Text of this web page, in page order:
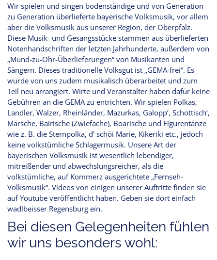
Wir spielen und singen bodenständige und von Generation
zu Generation überlieferte bayerische Volksmusik, vor allem
aber die Volksmusik aus unserer Region, der Oberpfalz.
Diese Musik- und Gesangsstücke stammen aus überlieferten
Notenhandschriften der letzten Jahrhunderte, außerdem von
„Mund-zu-Ohr-Überlieferungen“ von Musikanten und
Sängern. Dieses traditionelle Volksgut ist „GEMA-frei“. Es
wurde von uns zudem musikalisch überarbeitet und zum
Teil neu arrangiert. Wirte und Veranstalter haben dafür keine
Gebühren an die GEMA zu entrichten. Wir spielen Polkas,
Landler, Walzer, Rheinländer, Mazurkas, Galopp‘, Schottisch‘,
Märsche, Bairische (Zwiefache), Boarische und Figurentänze
wie z. B. die Sternpolka, d‘ schöi Marie, Kikeriki etc., jedoch
keine volkstümliche Schlagermusik. Unsere Art der
bayerischen Volksmusik ist wesentlich lebendiger,
mitreißender und abwechslungsreicher, als die
volkstümliche, auf Kommerz ausgerichtete „Fernseh-
Volksmusik“. Videos von einigen unserer Auftritte finden sie
auf Youtube veröffentlicht haben. Geben sie dort einfach
wadlbeisser Regensburg ein.
Bei diesen Gelegenheiten fühlen
wir uns besonders wohl: